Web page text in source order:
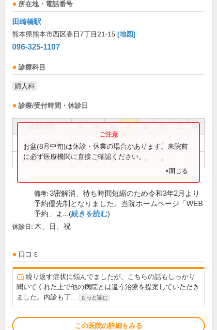
所在地・電話番号
田崎橋駅
熊本県熊本市西区春日7丁目21-15 [地図]
096-325-1107
診療科目
婦人科
診療/受付時間・休診日
祝
9:00～12:30 ● ● ● ●
14:00～18:00 ● ● ●
お盆(8月中旬)は休診・休業の場合があります。来院前
に必ず医療機関に直接ご確認ください。
×閉じる
備考: 3密解消、待ち時間短縮のため令和3年2月より
予約優先制となりました。当院ホームページ「WEB
予約」よ...(続きを読む)
休診日: 木、日、祝
口コミ
繰り返す症状に悩んでましたが、こちらの話もしっかり
聞いてくれた上で他の病院とは違う治療を提案していただき
ました。内診も丁...
もっと読む
この医院の詳細をみる